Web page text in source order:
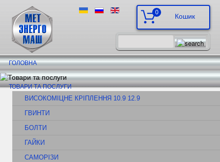
0
ГОЛОВНА
ТОВАРИ ТА ПОСЛУГИ
ВИСОКОМІЦНЕ КРІПЛЕННЯ 10.9 12.9
ГВИНТИ
БОЛТИ
ГАЙКИ
САМОРІЗИ